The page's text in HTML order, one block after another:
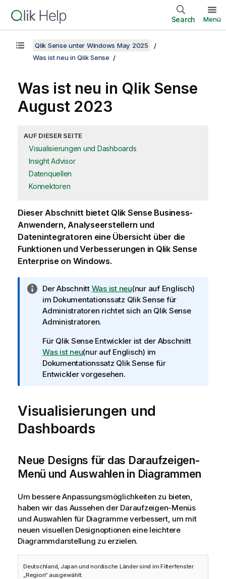
Search Menü
Qlik Sense unter Windows May 2025
Was ist neu in Qlik Sense
Was ist neu in Qlik Sense
August 2023
AUF DIESER SEITE
Visualisierungen und Dashboards
Insight Advisor
Datenquellen
Konnektoren
Dieser Abschnitt bietet Qlik SenseBusiness-
Anwendern, Analyseerstellern und
Datenintegratoren eine Übersicht über die
Funktionen und Verbesserungen in Qlik Sense
Enterprise on Windows.
I
n
f
o
m
a
t
i
s
h
i
e
i
Der Abschnitt Was ist neu(nur auf Englisch)
im Dokumentationssatz Qlik Sense für
Administratoren richtet sich an Qlik Sense
Administratoren.
Für Qlik SenseEntwickler ist der Abschnitt
Was ist neu(nur auf Englisch) im
Dokumentationssatz Qlik Sensefür
Entwickler vorgesehen.
Visualisierungen und
Dashboards
Neue Designs für das Daraufzeigen-
Menü und Auswahlen in Diagrammen
Um bessere Anpassungsmöglichkeiten zu bieten,
haben wir das Aussehen der Daraufzeigen-Menüs
und Auswahlen für Diagramme verbessert, um mit
neuen visuellen Designoptionen eine leichtere
Diagrammdarstellung zu erzielen.
Deutschland, Japan und nordische Länder sind im Filterfenster
„Region“ ausgewählt.